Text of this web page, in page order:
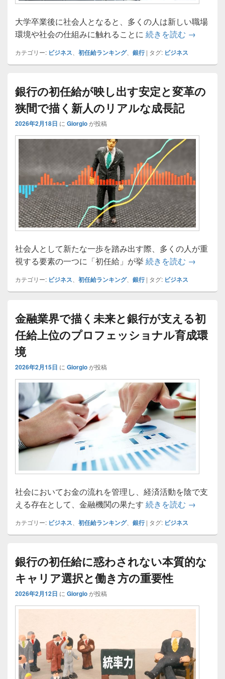
大学卒業後に社会人となると、多くの人は新しい職場
環境や社会の仕組みに触れることに 続きを読む 銀行就職
→
カテゴリー: ビジネス、 初任給ランキング、 銀行 | タグ: ビジネス
銀行の初任給が映し出す安定と変革の
狭間で描く新人のリアルな成長記
2026年2月18日 に Giorgioが投稿
社会人として新たな一歩を踏み出す際、多くの人が重
視する要素の一つに「初任給」が挙 続きを読む 銀行の初
→
カテゴリー: ビジネス 初任給ランキング、 銀行 | タグ: ビジネス
金融業界で描く未来と銀行が支える初
任給上位のプロフェッショナル育成環
境
2026年2月15日 に Giorgioが投稿
社会においてお金の流れを管理し、経済活動を陰で支
える存在として、金融機関の果たす 続きを読む 金融業界
→
カテゴリー: ビジネス 初任給ランキング、 銀行 | タグ: ビジネス
銀行の初任給に惑わされない本質的な
キャリア選択と働き方の重要性
2026年2月12日 に Giorgioが投稿